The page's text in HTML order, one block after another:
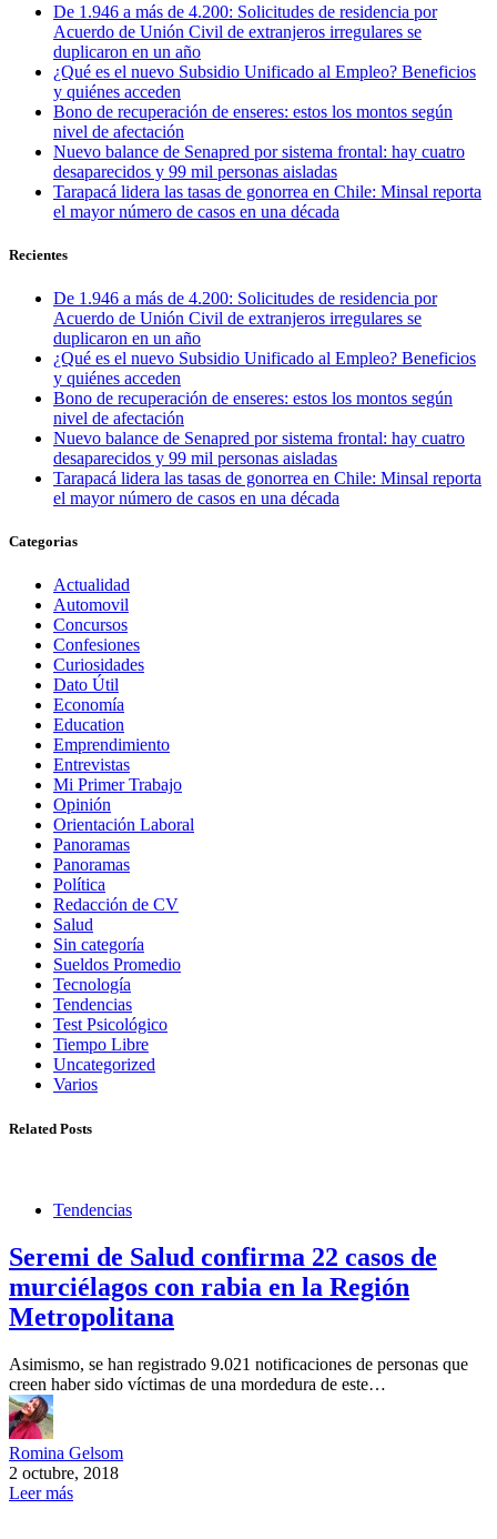
De 1.946 a más de 4.200: Solicitudes de residencia por
Acuerdo de Unión Civil de extranjeros irregulares se
duplicaron en un año
¿Qué es el nuevo Subsidio Unificado al Empleo? Beneficios
y quiénes acceden
Bono de recuperación de enseres: estos los montos según
nivel de afectación
Nuevo balance de Senapred por sistema frontal: hay cuatro
desaparecidos y 99 mil personas aisladas
Tarapacá lidera las tasas de gonorrea en Chile: Minsal reporta
el mayor número de casos en una década
Recientes
De 1.946 a más de 4.200: Solicitudes de residencia por
Acuerdo de Unión Civil de extranjeros irregulares se
duplicaron en un año
¿Qué es el nuevo Subsidio Unificado al Empleo? Beneficios
y quiénes acceden
Bono de recuperación de enseres: estos los montos según
nivel de afectación
Nuevo balance de Senapred por sistema frontal: hay cuatro
desaparecidos y 99 mil personas aisladas
Tarapacá lidera las tasas de gonorrea en Chile: Minsal reporta
el mayor número de casos en una década
Categorias
Actualidad
Automovil
Concursos
Confesiones
Curiosidades
Dato Útil
Economía
Education
Emprendimiento
Entrevistas
Mi Primer Trabajo
Opinión
Orientación Laboral
Panoramas
Panoramas
Política
Redacción de CV
Salud
Sin categoría
Sueldos Promedio
Tecnología
Tendencias
Test Psicológico
Tiempo Libre
Uncategorized
Varios
Related Posts
Tendencias
Seremi de Salud confirma 22 casos de
murciélagos con rabia en la Región
Metropolitana
Asimismo, se han registrado 9.021 notificaciones de personas que
creen haber sido víctimas de una mordedura de este…
Romina Gelsom
2 octubre, 2018
Leer más